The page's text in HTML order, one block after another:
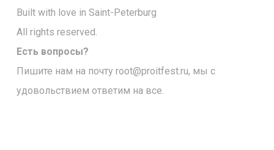
Built with love in Saint-Peterburg
All rights reserved.
Есть вопросы?
Пишите нам на почту root@proitfest.ru, мы с
удовольствием ответим на все.